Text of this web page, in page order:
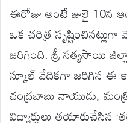
ఈరోజుఅంటేజులై 10న
ఒక చరిత్ర సృష్టించినట్లుగా
జరిగింది.శ్రీసత్యసాయిజిల్లా
స్కూల్వేదికగాజరిగిన ఈ
చంద్రబాబు నాయుడు,
విద్యార్థులు తయారుచేసిన ‘